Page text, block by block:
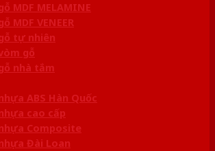
MDF MELAMINE
MDF VENEER
tự nhiên
gỗ
nhà tắm
ABS Hàn Quốc
cao cấp
Composite
Đài Loan